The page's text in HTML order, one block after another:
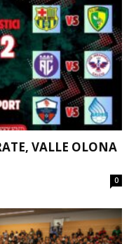
VALLE OLONA
0